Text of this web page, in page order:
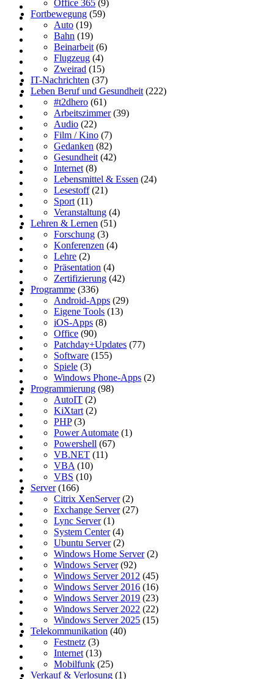
Office 365 (9)
Fortbewegung (59)
Auto (19)
Bahn (19)
Beinarbeit (6)
Flugzeug (4)
Zweirad (15)
IT-Nachrichten (37)
Leben Beruf und Gesundheit (222)
#t2dhero (61)
Arbeitszimmer(39)
Audio (22)
Film / Kino (7)
Gedanken (82)
Gesundheit (42)
Internet (8)
Lebensmittel & Essen (24)
Lesestoff(21)
Sport (11)
Veranstaltung (4)
Lehren & Lernen (51)
Forschung (3)
Konferenzen (4)
Lehre (2)
Präsentation (4)
Zertifizierung (42)
Programme (336)
Android-Apps (29)
Eigene Tools (13)
iOS-Apps (8)
Office (90)
Patchday+Updates (77)
Software (155)
Spiele (3)
Windows Phone-Apps (2)
Programmierung (98)
AutoIT (2)
KiXtart (2)
PHP(3)
Power Automate (1)
Powershell (67)
VB.NET (11)
VBA (10)
VBS (10)
Server(166)
Citrix XenServer(2)
Exchange Server(27)
Lync Server(1)
System Center(4)
Ubuntu Server(2)
Windows Home Server(2)
Windows Server(92)
Windows Server 2012 (45)
Windows Server 2016 (16)
Windows Server 2019 (23)
Windows Server 2022 (22)
Windows Server 2025 (15)
Telekommunikation (40)
Festnetz (3)
Internet (13)
Mobilfunk (25)
Verkauf & Verlosung (1)